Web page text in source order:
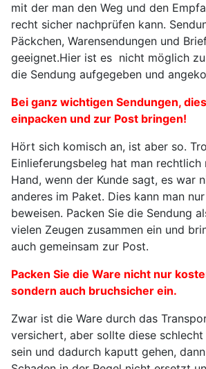
mit der man den Weg und den
recht sicher nachprüfen kann.
Päckchen, Warensendungen und
geeignet.Hier ist es nicht möglich
die Sendung aufgegeben und
Bei ganz wichtigen Sendungen,
einpacken und zur Post bringen!
Hört sich komisch an, ist aber so.
Einlieferungsbeleg hat man
Hand, wenn der Kunde sagt, es war
anderes im Paket. Dies kann man
beweisen. Packen Sie die Sendung
vielen Zeugen zusammen ein und
auch gemeinsam zur Post.
Packen Sie die Ware nicht nur
sondern auch bruchsicher ein.
Zwar ist die Ware durch das
versichert, aber sollte diese
sein und dadurch kaputt gehen,